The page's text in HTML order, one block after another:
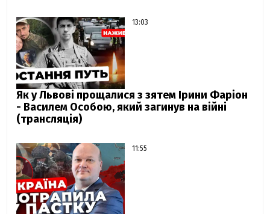
13:03
Як у Львові прощалися з зятем Ірини Фаріон
- Василем Особою, який загинув на війні
(трансляція)
11:55